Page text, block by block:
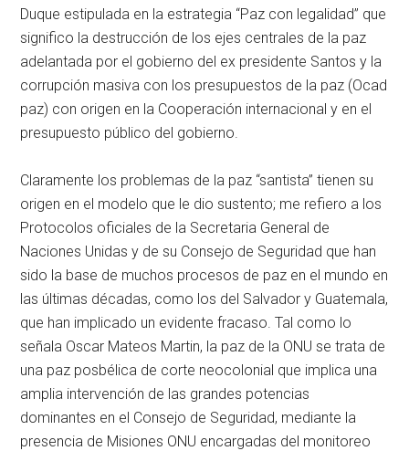
Duque estipulada en la estrategia “Paz con legalidad” que
significo la destrucción de los ejes centrales de la paz
adelantada por el gobierno del ex presidente Santos y la
corrupción masiva con los presupuestos de la paz (Ocad
paz) con origen en la Cooperación internacional y en el
presupuesto público del gobierno.
Claramente los problemas de la paz “santista” tienen su
origen en el modelo que le dio sustento; me refiero a los
Protocolos oficiales de la Secretaria General de
Naciones Unidas y de su Consejo de Seguridad que han
sido la base de muchos procesos de paz en el mundo en
las últimas décadas, como los del Salvador y Guatemala,
que han implicado un evidente fracaso. Tal como lo
señala Oscar Mateos Martin, la paz de la ONU se trata de
una paz posbélica de corte neocolonial que implica una
amplia intervención de las grandes potencias
dominantes en el Consejo de Seguridad, mediante la
presencia de Misiones ONU encargadas del monitoreo